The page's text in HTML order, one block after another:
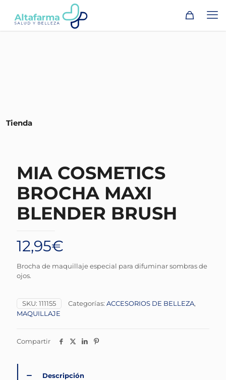
Tienda
MIA COSMETICS
BROCHA MAXI
BLENDER BRUSH
12,95€
Brocha de maquillaje especial para difuminar sombras de
ojos.
SKU: 111155 Categorías: ACCESORIOS DE BELLEZA,
MAQUILLAJE
Compartir
Descripción